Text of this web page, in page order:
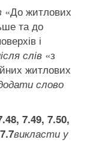
«До житлових
та до
і
слів «з
житлових
слово
7.49, 7.50,
викласти у